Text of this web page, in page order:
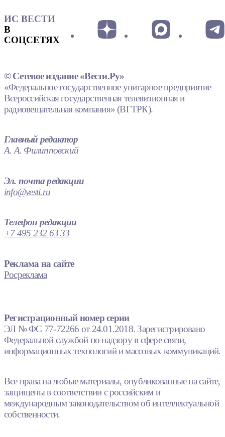
ИС ВЕСТИ
В
СОЦСЕТЯХ
© Сетевое издание «Вести.Ру»
«Федеральное государственное унитарное предприятие
Всероссийская государственная телевизионная и
радиовещательная компания» (ВГТРК).
Главный редактор
А. А. Филипповский
Эл. почта редакции
info@vesti.ru
Телефон редакции
+7 495 232 63 33
Реклама на сайте
Росреклама
Регистрационный номер серии
ЭЛ № ФС 77-72266 от 24.01.2018. Зарегистрировано
Федеральной службой по надзору в сфере связи,
информационных технологий и массовых коммуникаций.
Все права на любые материалы, опубликованные на сайте,
защищены в соответствии с российским и
международным законодательством об интеллектуальной
собственности.